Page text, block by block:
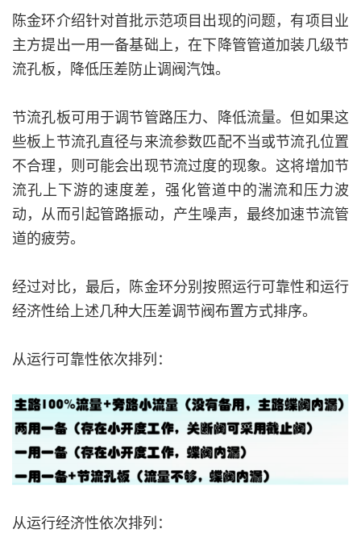
陈金环介绍针对首批示范项目出现的问题，有项目业
主方提出一用一备基础上，在下降管管道加装几级节
流孔板，降低压差防止调阀汽蚀。
节流孔板可用于调节管路压力、降低流量。但如果这
些板上节流孔直径与来流参数匹配不当或节流孔位置
不合理，则可能会出现节流过度的现象。这将增加节
流孔上下游的速度差，强化管道中的湍流和压力波
动，从而引起管路振动，产生噪声，最终加速节流管
道的疲劳。
经过对比，最后，陈金环分别按照运行可靠性和运行
经济性给上述几种大压差调节阀布置方式排序。
从运行可靠性依次排列：
从运行经济性依次排列：